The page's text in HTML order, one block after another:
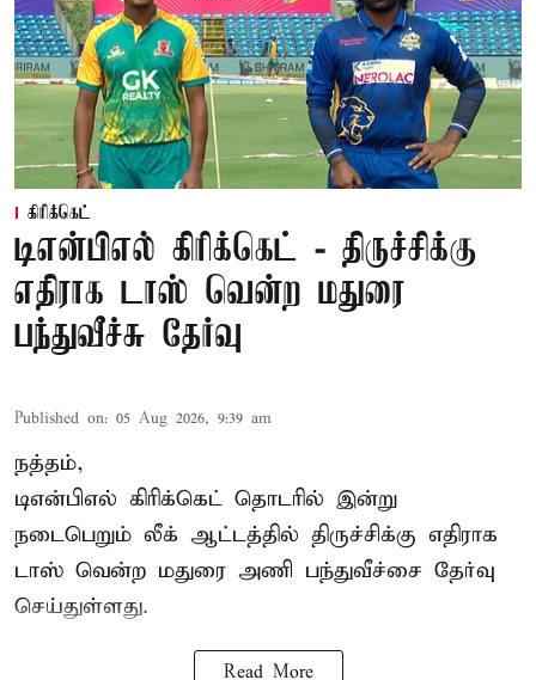
கிரிக்கெட்
டிஎன்பிஎல் கிரிக்கெட் - திருச்சிக்கு
எதிராக டாஸ் வென்ற மதுரை
பந்துவீச்சு தேர்வு
Published on: 05 Aug 2026, 9:39 am
நத்தம்,
டிஎன்பிஎல் கிரிக்கெட் தொடரில் இன்று
நடைபெறும் லீக் ஆட்டத்தில் திருச்சிக்கு எதிராக
டாஸ் வென்ற மதுரை அணி பந்துவீச்சை தேர்வு
செய்துள்ளது.
Read More